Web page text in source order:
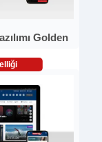
Golden